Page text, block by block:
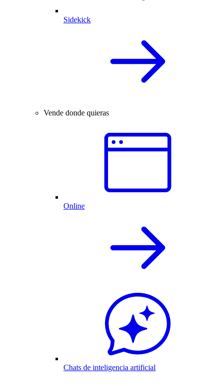
Sidekick
Vende donde quieras
Online
Chats de inteligencia artificial